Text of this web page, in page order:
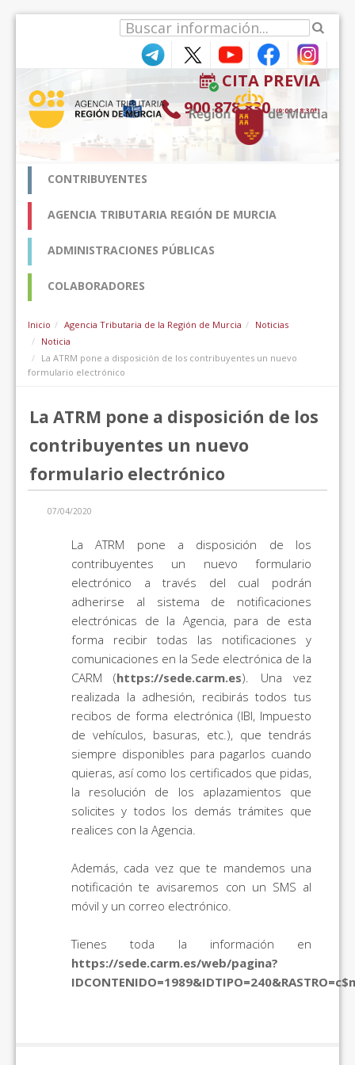
CITA PREVIA
900 878 830 (9:00-18:30*)
CONTRIBUYENTES
AGENCIA TRIBUTARIA REGIÓN DE MURCIA
ADMINISTRACIONES PÚBLICAS
COLABORADORES
Inicio Agencia Tributaria de la Región de Murcia
Noticias
Noticia
La ATRM pone a disposición de los contribuyentes un nuevo
formulario electrónico
La ATRM pone a disposición de los
contribuyentes un nuevo
formulario electrónico
07/04/2020
La ATRM pone a disposición de los
contribuyentes un nuevo formulario
electrónico a través del cual podrán
adherirse al sistema de notificaciones
electrónicas de la Agencia, para de esta
forma recibir todas las notificaciones y
comunicaciones en la Sede electrónica de la
CARM (https://sede.carm.es). Una vez
realizada la adhesión, recibirás todos tus
recibos de forma electrónica (IBI, Impuesto
de vehículos, basuras, etc.), que tendrás
siempre disponibles para pagarlos cuando
quieras, así como los certificados que pidas,
la resolución de los aplazamientos que
solicites y todos los demás trámites que
realices con la Agencia.
Además, cada vez que te mandemos una
notificación te avisaremos con un SMS al
móvil y un correo electrónico.
Tienes toda la información en
https://sede.carm.es/web/pagina?